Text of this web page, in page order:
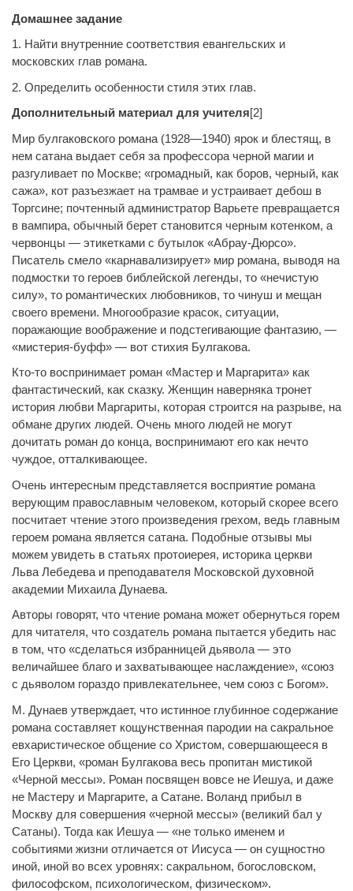
Домашнее задание
1. Найти внутренние соответствия евангельских и
московских глав романа.
2. Определить особенности стиля этих глав.
Дополнительный материал для учителя[2]
Мир булгаковского романа (1928—1940) ярок и блестящ, в
нем сатана выдает себя за профессора черной магии и
разгуливает по Москве; «громадный, как боров, черный, как
сажа», кот разъезжает на трамвае и устраивает дебош в
Торгсине; почтенный администратор Варьете превращается
в вампира, обычный берет становится черным котенком, а
червонцы — этикетками с бутылок «Абрау-Дюрсо».
Писатель смело «карнавализирует» мир романа, выводя на
подмостки то героев библейской легенды, то «нечистую
силу», то романтических любовников, то чинуш и мещан
своего времени. Многообразие красок, ситуации,
поражающие воображение и подстегивающие фантазию, —
«мистерия-буфф» — вот стихия Булгакова.
Кто-то воспринимает роман «Мастер и Маргарита» как
фантастический, как сказку. Женщин наверняка тронет
история любви Маргариты, которая строится на разрыве, на
обмане других людей. Очень много людей не могут
дочитать роман до конца, воспринимают его как нечто
чуждое, отталкивающее.
Очень интересным представляется восприятие романа
верующим православным человеком, который скорее всего
посчитает чтение этого произведения грехом, ведь главным
героем романа является сатана. Подобные отзывы мы
можем увидеть в статьях протоиерея, историка церкви
Льва Лебедева и преподавателя Московской духовной
академии Михаила Дунаева.
Авторы говорят, что чтение романа может обернуться горем
для читателя, что создатель романа пытается убедить нас
в том, что «сделаться избранницей дьявола — это
величайшее благо и захватывающее наслаждение», «союз
с дьяволом гораздо привлекательнее, чем союз с Богом».
М. Дунаев утверждает, что истинное глубинное содержание
романа составляет кощунственная пародии на сакральное
евхаристическое общение со Христом, совершающееся в
Его Церкви, «роман Булгакова весь пропитан мистикой
«Черной мессы». Роман посвящен вовсе не Иешуа, и даже
не Мастеру и Маргарите, а Сатане. Воланд прибыл в
Москву для совершения «черной мессы» (великий бал у
Сатаны). Тогда как Иешуа — «не только именем и
событиями жизни отличается от Иисуса — он сущностно
иной, иной во всех уровнях: сакральном, богословском,
философском, психологическом, физическом».